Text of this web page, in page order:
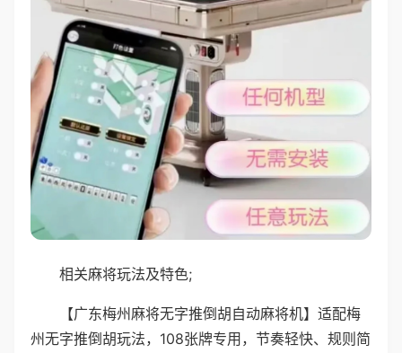
相关麻将玩法及特色;
【广东梅州麻将无字推倒胡自动麻将机】适配梅
州无字推倒胡玩法，108张牌专用，节奏轻快、规则简